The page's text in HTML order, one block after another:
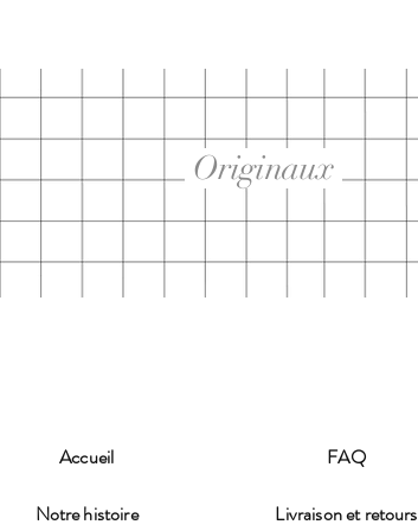
Originaux
Accueil
Notre histoire
FAQ
Livraison et retours